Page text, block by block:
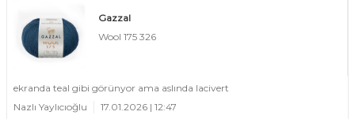
Gazzal
Wool 175 326
ekranda teal gibi görünyor ama aslında lacivert
Nazlı Yaylıcıoğlu
17.01.2026 | 12:47